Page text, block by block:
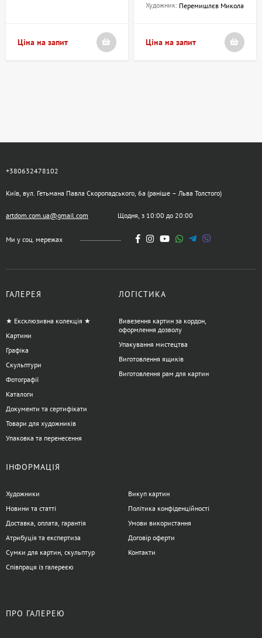
Ціна на запит
Художник: Перемишлєв Микола
Ціна на запит
+380632478102
Київ, вул. Гетьмана Павла Скоропадського, 6а (раніше – Льва Толстого)
artdom.com.ua@gmail.com Щодня, з 10:00 до 20:00
Ми у соц. мережах
ГАЛЕРЕЯ
★ Ексклюзивна колекція ★
Картини
Графіка
Скульптури
Фотографії
Каталоги
Документи та сертифікати
Товари для художників
Упаковка та перенесення
ЛОГІСТИКА
Вивезення картин за кордон,
оформлення дозволу
Упакування мистецтва
Виготовлення ящиків
Виготовлення рам для картин
ІНФОРМАЦІЯ
Художники
Новини та статті
Доставка, оплата, гарантія
Атрибуція та експертиза
Сумки для картин, скульптур
Співпраця із галереєю
Викуп картин
Політика конфіденційності
Умови використання
Договір оферти
Контакти
ПРО ГАЛЕРЕЮ